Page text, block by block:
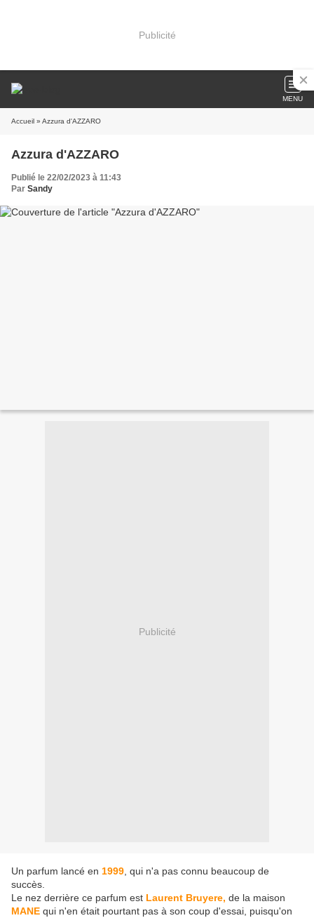
Publicité
MENU
Accueil » Azzura d'AZZARO
Azzura d'AZZARO
Publié le 22/02/2023 à 11:43
Par Sandy
Publicité
Un parfum lancé en 1999 , qui n'a pas connu beaucoup de
succès.
Le nez derrière ce parfum est Laurent Bruyere, de la maison
MANE qui n'en était pourtant pas à son coup d'essai, puisqu'on